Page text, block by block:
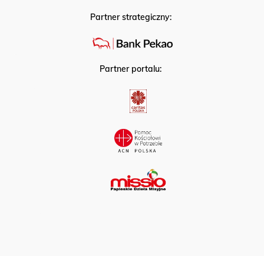
Partner strategiczny:
Partner portalu: